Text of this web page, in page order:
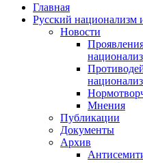
Главная
Русский национализм
Новости
Мнения
Публикации
Документы
Архив